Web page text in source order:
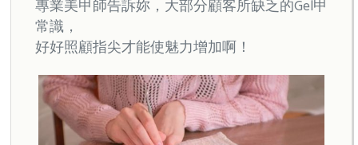
專業美甲師告訴妳，大部分顧客所缺乏的Gel甲
常識，
好好照顧指尖才能使魅力增加啊！